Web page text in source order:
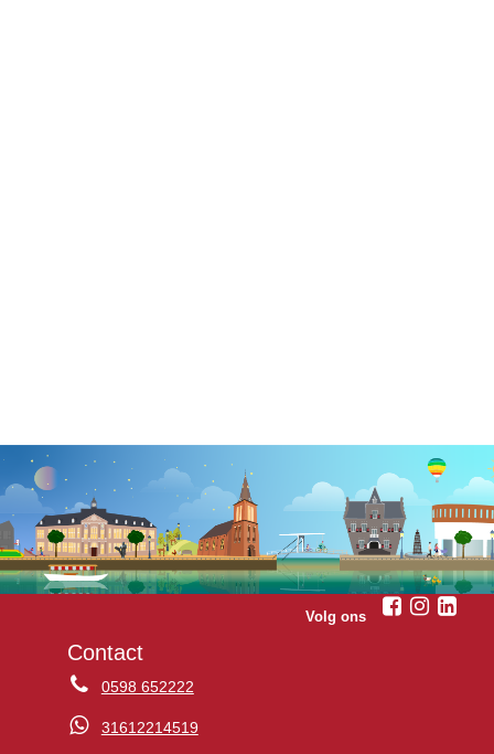
Volg ons
Contact
0598 652222
31612214519